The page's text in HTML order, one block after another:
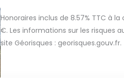
Honoraires inclus de 8.57% TTC à
€. Les informations sur les risques
site Géorisques : georisques.gouv.fr.